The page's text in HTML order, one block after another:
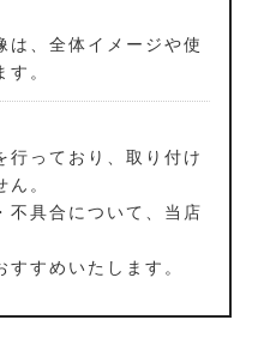
は、全体イメージや使
。
行っており、取り付け
。
不具合について、当店
すすめいたします。